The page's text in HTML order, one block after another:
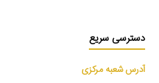
دسترسی سریع
آدرس شعبه مرکزی